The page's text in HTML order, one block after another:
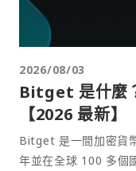
2026/08/03
Bitget 是什麼
【2026 最新】
Bitget 是一間加密貨
年並在全球 100 多個